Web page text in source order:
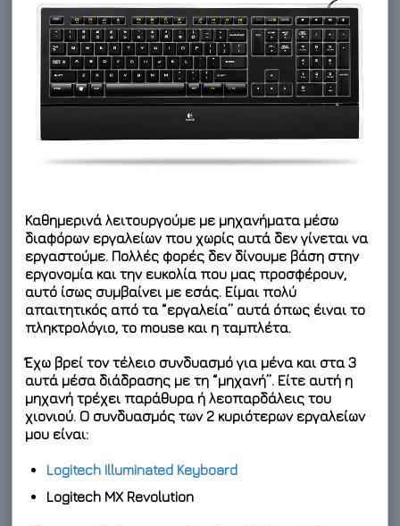
Καθημερινά λειτουργούμε με μηχανήματα μέσω
διαφόρων εργαλείων που χωρίς αυτά δεν γίνεται να
εργαστούμε. Πολλές φορές δεν δίνουμε βάση στην
εργονομία και την ευκολία που μας προσφέρουν,
αυτό ίσως συμβαίνει με εσάς. Είμαι πολύ
απαιτητικός από τα “εργαλεία” αυτά όπως έιναι το
πληκτρολόγιο, το mouse και η ταμπλέτα.
Έχω βρεί τον τέλειο συνδυασμό για μένα και στα 3
αυτά μέσα διάδρασης με τη “μηχανή”. Είτε αυτή η
μηχανή τρέχει παράθυρα ή λεοπαρδάλεις του
χιονιού. Ο συνδυασμός των 2 κυριότερων εργαλείων
μου είναι:
Logitech Illuminated Keyboard
Logitech MX Revolution